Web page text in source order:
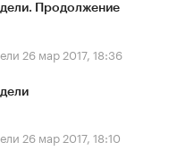
Продолжение
26 мар 2017, 18:36
26 мар 2017, 18:10